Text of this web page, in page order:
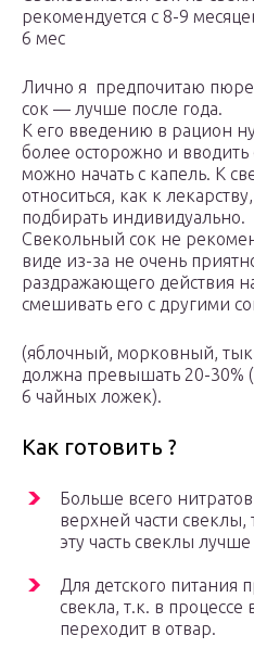
рекомендуется с 8-9
6 мес
Лично я предпочитаю
сок — лучше после года.
К его введению в рацион
более осторожно и
можно начать с капель. К
относиться, как к
подбирать индивидуально.
Свекольный сок не
виде из-за не очень
раздражающего действия
смешивать его с другими
(яблочный, морковный,
должна превышать 20-30%
6 чайных ложек).
Как готовить ?
Больше всего
верхней части свеклы,
эту часть свеклы
Для детского питания
свекла, т.к. в процессе
переходит в отвар.